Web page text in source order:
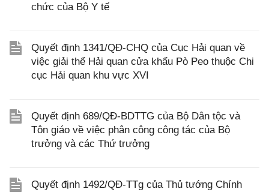
chức của Bộ Y tế
Quyết định 1341/QĐ-CHQ của Cục Hải quan về
việc giải thể Hải quan cửa khẩu Pò Peo thuộc Chi
cục Hải quan khu vực XVI
Quyết định 689/QĐ-BDTTG của Bộ Dân tộc và
Tôn giáo về việc phân công công tác của Bộ
trưởng và các Thứ trưởng
Quyết định 1492/QĐ-TTg của Thủ tướng Chính